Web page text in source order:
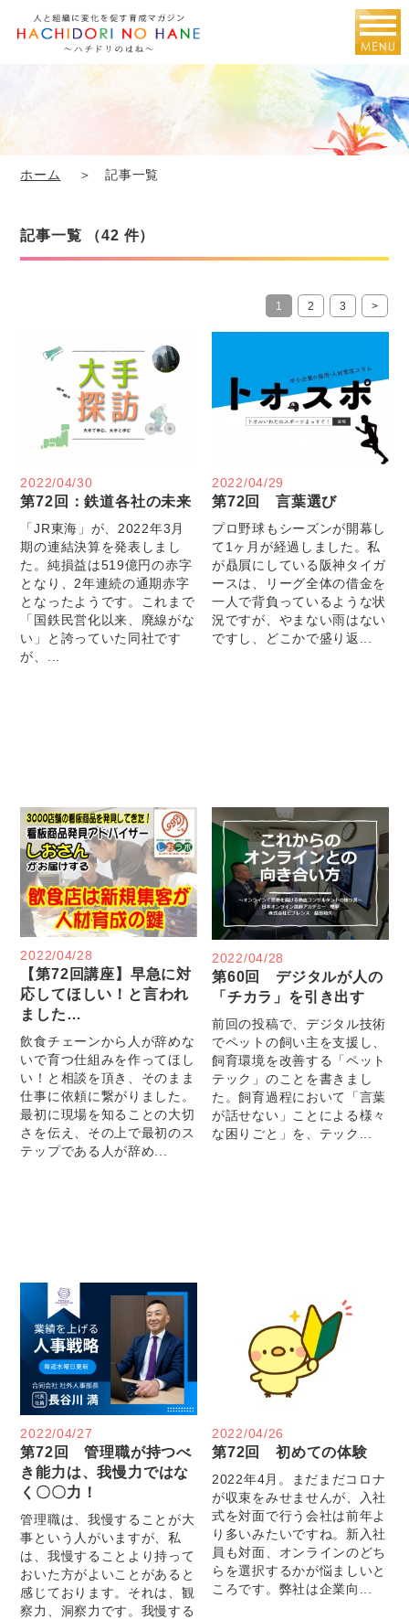
ホーム ＞ 記事一覧
記事一覧 （42 件）
1 2 3 >
2022/04/30
第72回：鉄道各社の未来
「JR東海」が、2022年3月
期の連結決算を発表しまし
た。純損益は519億円の赤字
となり、2年連続の通期赤字
となったようです。これまで
「国鉄民営化以来、廃線がな
い」と誇っていた同社です
が、...
2022/04/29
第72回 言葉選び
プロ野球もシーズンが開幕し
て1ヶ月が経過しました。私
が贔屓にしている阪神タイガ
ースは、リーグ全体の借金を
一人で背負っているような状
況ですが、やまない雨はない
ですし、どこかで盛り返...
2022/04/28
【第72回講座】早急に対
応してほしい！と言われ
ました…
飲食チェーンから人が辞めな
いで育つ仕組みを作ってほし
い！と相談を頂き、そのまま
仕事に依頼に繋がりました。
最初に現場を知ることの大切
さを伝え、その上で最初のス
テップである人が辞め...
2022/04/28
第60回 デジタルが人の
「チカラ」を引き出す
前回の投稿で、デジタル技術
でペットの飼い主を支援し、
飼育環境を改善する「ペット
テック」のことを書きまし
た。飼育過程において「言葉
が話せない」ことによる様々
な困りごと」を、テック...
2022/04/27
第72回 管理職が持つべ
き能力は、我慢力ではな
く〇〇力！
管理職は、我慢することが大
事という人がいますが、私
は、我慢することより持って
おいた方がよいことがあると
感じております。それは、観
察力、洞察力です。我慢する
2022/04/26
第72回 初めての体験
2022年4月。まだまだコロナ
が収束をみせませんが、入社
式を対面で行う会社は前年よ
り多いみたいですね。新入社
員も対面、オンラインのどち
らを選択するかが悩ましいと
ころです。弊社は企業向...